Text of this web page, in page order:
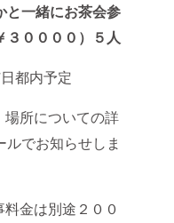
と一緒にお茶会参
３００００）５人
都内予定
所についての詳
ルでお知らせしま
金は別途２００